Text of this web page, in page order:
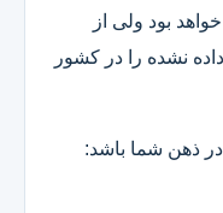
بود ولی از
نشده را در کشور
ذهن شما باشد: